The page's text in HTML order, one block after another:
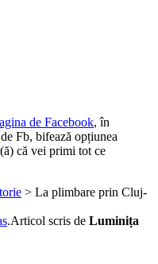
de Facebook, în
Fb, bifează opțiunea
că vei primi tot ce
> La plimbare prin Cluj-
.Articol scris de Luminița